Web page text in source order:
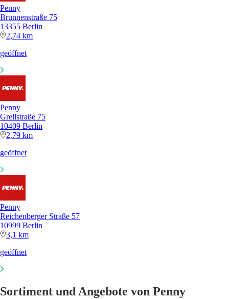
Penny
Brunnenstraße 75
13355 Berlin
2,74 km
geöffnet
Penny
Grellstraße 75
10409 Berlin
2,79 km
geöffnet
Penny
Reichenberger Straße 57
10999 Berlin
3,1 km
geöffnet
Sortiment und Angebote von Penny